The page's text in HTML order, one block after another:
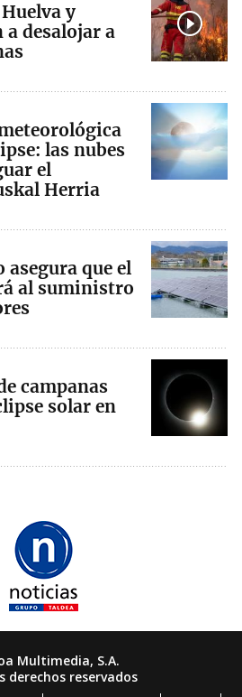
y
desalojar a
las nubes
el
Herria
asegura que el
al suministro
campanas
solar en
Multimedia, S.A.
derechos reservados